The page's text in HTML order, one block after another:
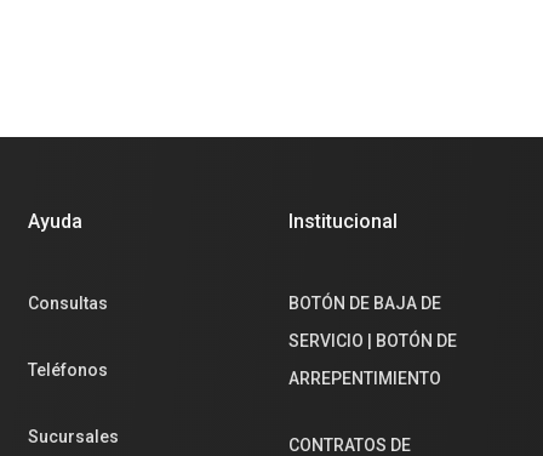
Ayuda
Consultas
Teléfonos
Sucursales
Institucional
BOTÓN DE BAJA DE
SERVICIO | BOTÓN DE
ARREPENTIMIENTO
CONTRATOS DE